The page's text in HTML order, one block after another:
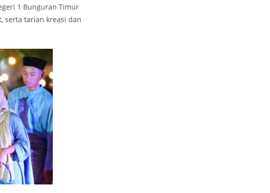
1 Bunguran Timur
serta tarian kreasi dan